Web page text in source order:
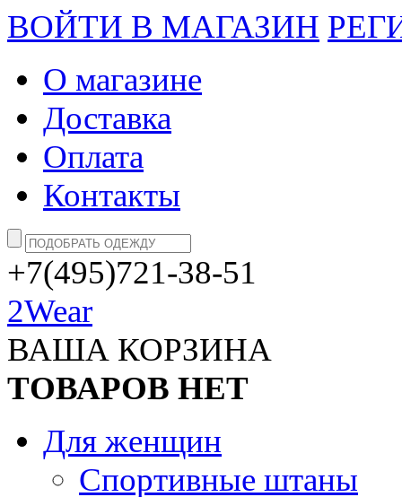
ВОЙТИ В МАГАЗИН
О магазине
Доставка
Оплата
Контакты
+7(495)721-38-51
2Wear
ВАША КОРЗИНА
ТОВАРОВ НЕТ
Для женщин
Спортивные штаны